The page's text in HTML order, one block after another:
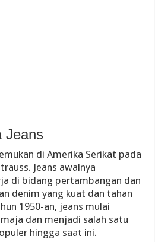
Jeans
di Amerika Serikat pada
Jeans awalnya
di bidang pertambangan dan
denim yang kuat dan tahan
1950-an, jeans mulai
dan menjadi salah satu
hingga saat ini.